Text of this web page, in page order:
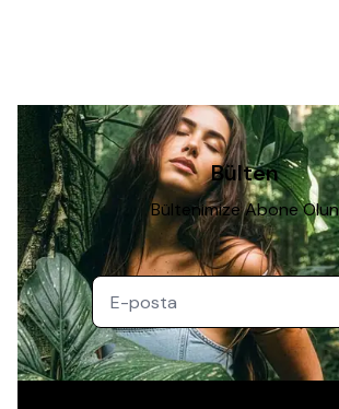
Bülten
Bültenimize Abone Olun